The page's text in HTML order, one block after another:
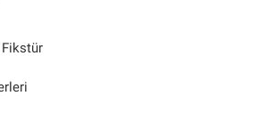
Fikstür